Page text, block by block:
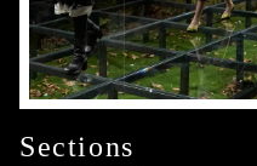
Sections